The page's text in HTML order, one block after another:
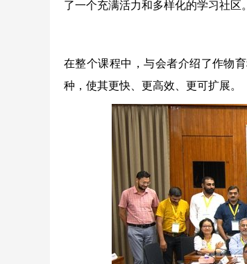
了一个充满活力和多样化的学习社区。
在整个课程中，与会者介绍了作物
种，使其更快、更高效、更可扩展。